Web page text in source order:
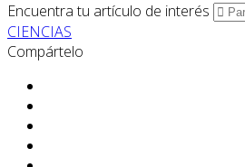
Encuentra tu artículo de interés
CIENCIAS
Compártelo